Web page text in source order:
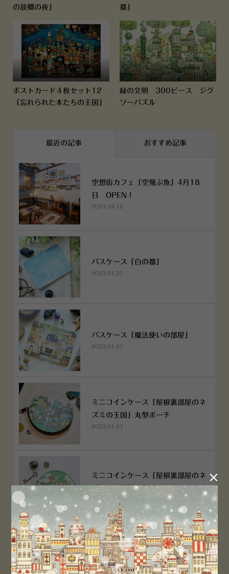
の故郷の夜」
都」
ポストカード４枚セット12
「忘れられた本たちの王国」
緑の文明 300ピース ジグ
ソーパズル
最近の記事 おすすめ記事
空想街カフェ「空飛ぶ魚」4月18
日 OPEN！
2024.04.18
パスケース「白の都」
2023.01.21
パスケース「魔法使いの部屋」
2023.01.21
ミニコインケース「屋根裏部屋のネ
ズミの王国」丸型ポーチ
2023.01.21
ミニコインケース「屋根裏部屋のネ
ズミの王国」丸型ポーチ
2023.01.21
横浜赤レンガ倉庫店 12月6日 O
PEN！
2022.12.05
